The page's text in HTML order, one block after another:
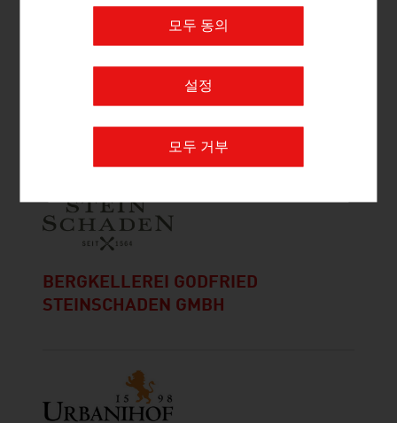
ANTON WALDSCHÜTZ GMBH
BERGKELLEREI GODFRIED
STEINSCHADEN GMBH
모두 동의
설정
모두 거부